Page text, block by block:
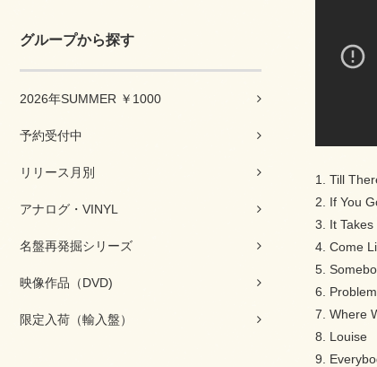
グループから探す
2026年SUMMER ￥1000
予約受付中
リリース月別
アナログ・VINYL
名盤再発掘シリーズ
映像作品（DVD)
限定入荷（輸入盤）
1. Till
2. If You
3. It
4. Come
5.
6.
7. Where
8. Louise
9.